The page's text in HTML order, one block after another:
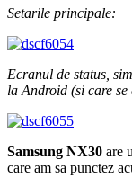
Setarile principale:
Ecranul de status,
la Android (si care
Samsung NX30 are
care am sa punctez